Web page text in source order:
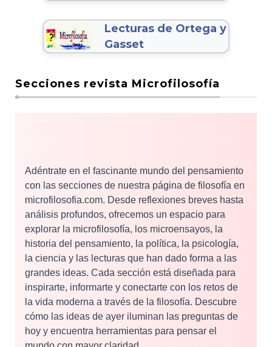
Lecturas de Ortega y
Gasset
Secciones revista Microfilosofía
Adéntrate en el fascinante mundo del pensamiento
con las secciones de nuestra página de filosofía en
microfilosofia.com. Desde reflexiones breves hasta
análisis profundos, ofrecemos un espacio para
explorar la microfilosofía, los microensayos, la
historia del pensamiento, la política, la psicología,
la ciencia y las lecturas que han dado forma a las
grandes ideas. Cada sección está diseñada para
inspirarte, informarte y conectarte con los retos de
la vida moderna a través de la filosofía. Descubre
cómo las ideas de ayer iluminan las preguntas de
hoy y encuentra herramientas para pensar el